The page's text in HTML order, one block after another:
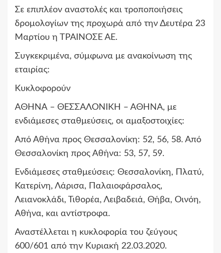
Σε επιπλέον αναστολές και τροποποιήσεις
δρομολογίων της προχωρά από την Δευτέρα 23
Μαρτίου η ΤΡΑΙΝΟΣΕ ΑΕ.
Συγκεκριμένα, σύμφωνα με ανακοίνωση της
εταιρίας:
Κυκλοφορούν
ΑΘΗΝΑ – ΘΕΣΣΑΛΟΝΙΚΗ – ΑΘΗΝΑ, με
ενδιάμεσες σταθμεύσεις, οι αμαξοστοιχίες:
Από Αθήνα προς Θεσσαλονίκη: 52, 56, 58. Από
Θεσσαλονίκη προς Αθήνα: 53, 57, 59.
Ενδιάμεσες σταθμεύσεις: Θεσσαλονίκη, Πλατύ,
Κατερίνη, Λάρισα, Παλαιοφάρσαλος,
Λειανοκλάδι, Τιθορέα, Λειβαδειά, Θήβα, Οινόη,
Αθήνα, και αντίστροφα.
Αναστέλλεται η κυκλοφορία του ζεύγους
600/601 από την Κυριακή 22.03.2020.